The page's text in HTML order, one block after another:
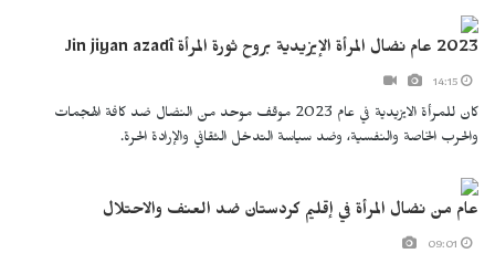
2023 عام نضال المرأة الإيزيدية بروح ثورة المرأة Jin jiyan azadî
كان للمرأة الايزيدية في عام 2023 موقف موحد من النضال ضد كافة الهجمات
والحرب الخاصة والنفسية، وضد سياسة التدخل الثقافي والإرادة الحرة.
عام من نضال المرأة في إقليم كردستان ضد العنف والاحتلال